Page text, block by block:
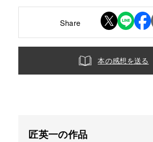
Share
本の感想を送る
匠英一の作品